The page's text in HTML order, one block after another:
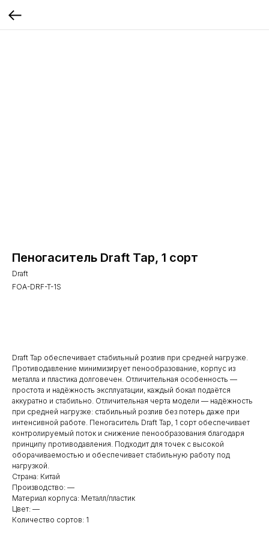
Пеногаситель Draft Tap, 1 сорт
Draft
FOA-DRF-T-1S
Draft Tap обеспечивает стабильный розлив при средней нагрузке.
Противодавление минимизирует пенообразование, корпус из
металла и пластика долговечен. Отличительная особенность —
простота и надёжность эксплуатации, каждый бокал подаётся
аккуратно и стабильно. Отличительная черта модели — надёжность
при средней нагрузке: стабильный розлив без потерь даже при
интенсивной работе. Пеногаситель Draft Tap, 1 сорт обеспечивает
контролируемый поток и снижение пенообразования благодаря
принципу противодавления. Подходит для точек с высокой
оборачиваемостью и обеспечивает стабильную работу под
нагрузкой.
Страна: Китай
Производство: —
Материал корпуса: Металл/пластик
Цвет: —
Количество сортов: 1